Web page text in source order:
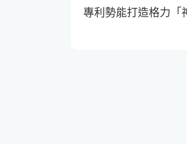
專利勢能打造格力「